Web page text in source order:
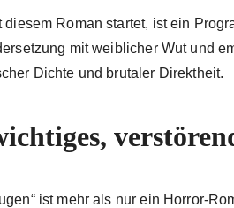
diesem Roman startet, ist ein
mit weiblicher Wut und
Dichte und brutaler Direktheit.
ist mehr als nur ein Horror-